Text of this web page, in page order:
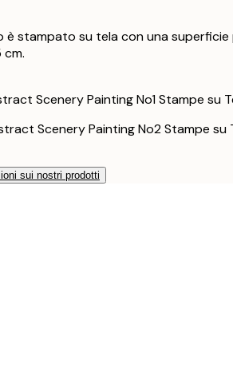
- Cornice in nero
- Cornice in rovere
è stampato su tela con una superficie
cm.
Scenery Painting No1 Stampe su
Scenery Painting No2 Stampe su
sui nostri prodotti